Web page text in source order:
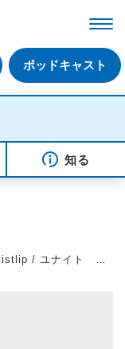
ポッドキャスト
知る
/ ユナイト 2012.6.29